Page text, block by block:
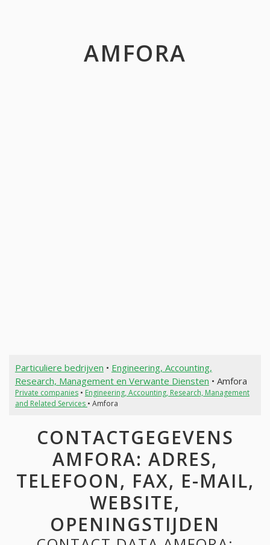
AMFORA
Particuliere bedrijven • Engineering, Accounting,
Research, Management en Verwante Diensten • Amfora
Private companies• Engineering, Accounting, Research, Management
and Related Services • Amfora
CONTACTGEGEVENS
AMFORA: ADRES,
TELEFOON, FAX, E-MAIL,
WEBSITE,
OPENINGSTIJDEN